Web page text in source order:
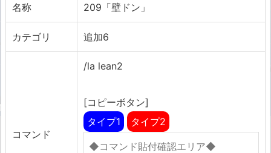
名称 209「壁ドン」
カテゴリ 追加6
コマンド
/la lean2
[コピーボタン]
タイプ1
タイプ2